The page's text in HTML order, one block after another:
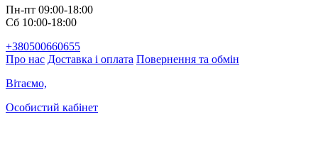
Пн-пт 09:00-18:00
Сб 10:00-18:00
+380500660655
Про нас Доставка і оплата Повернення та обмін
Вітаємо,
Особистий кабінет